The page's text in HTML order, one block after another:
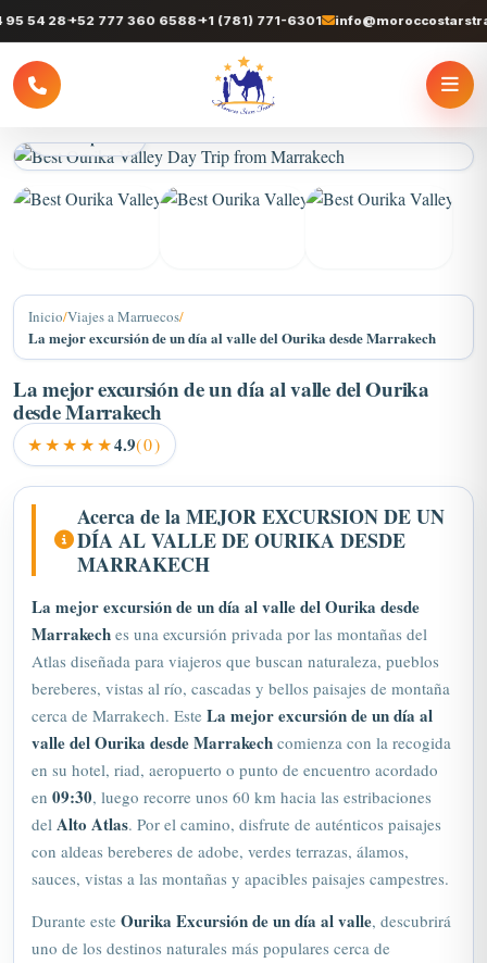
28+52 777 360 6588+1 (781) 771-6301
Inicio/Viajes a Marruecos/
La mejor excursión de un día al valle del Ourika desde Marrakech
La mejor excursión de un día al valle del Ourika
desde Marrakech
★★★★★4.9(0)
Acerca de la MEJOR EXCURSION DE UN
DÍA AL VALLE DE OURIKA DESDE
MARRAKECH
La mejor excursión de un día al valle del Ourika desde
Marrakeches una excursión privada por las montañas del
Atlas diseñada para viajeros que buscan naturaleza, pueblos
bereberes, vistas al río, cascadas y bellos paisajes de montaña
cerca de Marrakech. EsteLa mejor excursión de un día al
valle del Ourika desde Marrakechcomienza con la recogida
en su hotel, riad, aeropuerto o punto de encuentro acordado
en 09:30, luego recorre unos 60 km hacia las estribaciones
delAlto Atlas. Por el camino, disfrute de auténticos paisajes
con aldeas bereberes de adobe, verdes terrazas, álamos,
sauces, vistas a las montañas y apacibles paisajes campestres.
Excursión de un día al valle
, descubrirá
uno de los destinos naturales más populares cerca de
Marrakech. VisiteArhbalou, Un encantador pueblo con